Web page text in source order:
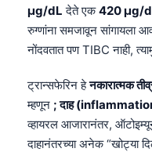
µg/dL देते एक420 µg/
रुग्णांना समजावून सांगायला
नोंदवतात पण TIBC नाही,
ट्रान्सफेरिन हेनकारात्मक
म्हणून ; दाह
व्हायरल आजारानंतर,
दाहानंतरच्या अनेक “खोट्या